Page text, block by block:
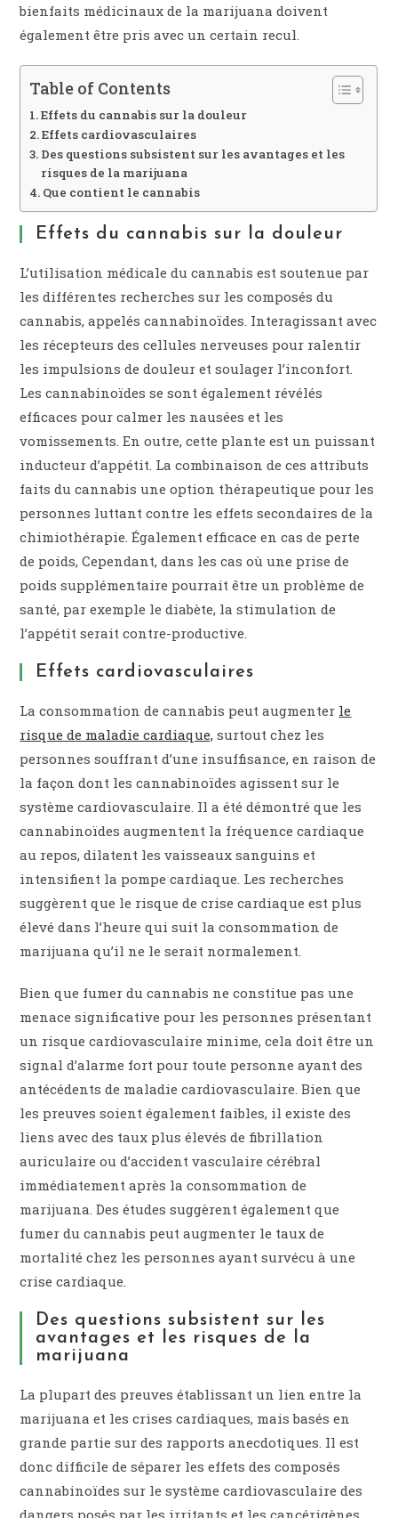
bienfaits médicinaux de la marijuana doivent
également être pris avec un certain recul.
Table of Contents
Effets du cannabis sur la douleur
Effets cardiovasculaires
Des questions subsistent sur les avantages et les
risques de la marijuana
Que contient le cannabis
Effets du cannabis sur la douleur
L’utilisation médicale du cannabis est soutenue par
les différentes recherches sur les composés du
cannabis, appelés cannabinoïdes. Interagissant avec
les récepteurs des cellules nerveuses pour ralentir
les impulsions de douleur et soulager l’inconfort.
Les cannabinoïdes se sont également révélés
efficaces pour calmer les nausées et les
vomissements. En outre, cette plante est un puissant
inducteur d’appétit. La combinaison de ces attributs
faits du cannabis une option thérapeutique pour les
personnes luttant contre les effets secondaires de la
chimiothérapie. Également efficace en cas de perte
de poids, Cependant, dans les cas où une prise de
poids supplémentaire pourrait être un problème de
santé, par exemple le diabète, la stimulation de
l’appétit serait contre-productive.
Effets cardiovasculaires
La consommation de cannabis peut augmenter le
risque de maladie cardiaque, surtout chez les
personnes souffrant d’une insuffisance, en raison de
la façon dont les cannabinoïdes agissent sur le
système cardiovasculaire. Il a été démontré que les
cannabinoïdes augmentent la fréquence cardiaque
au repos, dilatent les vaisseaux sanguins et
intensifient la pompe cardiaque. Les recherches
suggèrent que le risque de crise cardiaque est plus
élevé dans l’heure qui suit la consommation de
marijuana qu’il ne le serait normalement.
Bien que fumer du cannabis ne constitue pas une
menace significative pour les personnes présentant
un risque cardiovasculaire minime, cela doit être un
signal d’alarme fort pour toute personne ayant des
antécédents de maladie cardiovasculaire. Bien que
les preuves soient également faibles, il existe des
liens avec des taux plus élevés de fibrillation
auriculaire ou d’accident vasculaire cérébral
immédiatement après la consommation de
marijuana. Des études suggèrent également que
fumer du cannabis peut augmenter le taux de
mortalité chez les personnes ayant survécu à une
crise cardiaque.
Des questions subsistent sur les
avantages et les risques de la
marijuana
La plupart des preuves établissant un lien entre la
marijuana et les crises cardiaques, mais basés en
grande partie sur des rapports anecdotiques. Il est
donc difficile de séparer les effets des composés
cannabinoïdes sur le système cardiovasculaire des
dangers posés par les irritants et les cancérigènes